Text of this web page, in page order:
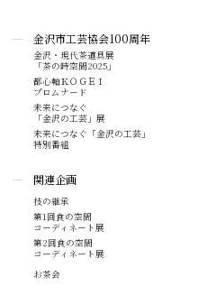
金沢市工芸協会100周年
金沢・現代茶道具展
「茶の時空間2025」
都心軸ＫＯＧＥＩ
プロムナード
未来につなぐ
「金沢の工芸」展
未来につなぐ「金沢の工芸」
特別番組
関連企画
技の継承
第1回食の空間
コーディネート展
第2回食の空間
コーディネート展
お茶会